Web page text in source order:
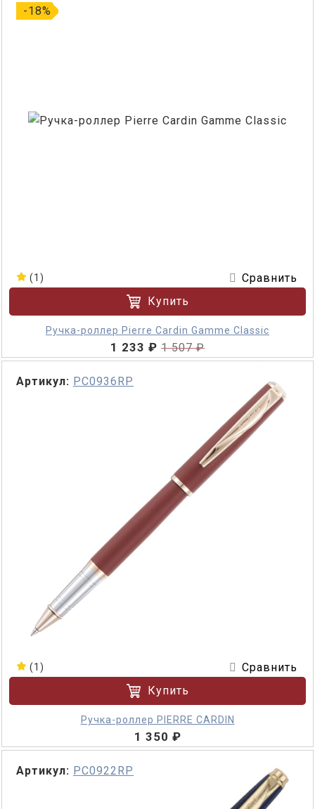
-18%
(1)
Сравнить
Купить
Ручка-роллер Pierre Cardin Gamme Classic
1 233 ₽ 1 507 ₽
Артикул: PC0936RP
(1)
Сравнить
Купить
Ручка-роллер PIERRE CARDIN
1 350 ₽
Артикул: PC0922RP